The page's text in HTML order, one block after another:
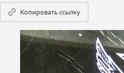
Копировать ссылку